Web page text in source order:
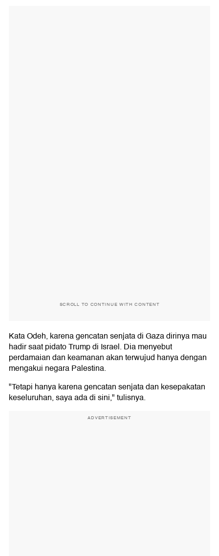
SCROLL TO CONTINUE WITH CONTENT
Kata Odeh, karena gencatan senjata di Gaza dirinya mau
hadir saat pidato Trump di Israel. Dia menyebut
perdamaian dan keamanan akan terwujud hanya dengan
mengakui negara Palestina.
"Tetapi hanya karena gencatan senjata dan kesepakatan
keseluruhan, saya ada di sini," tulisnya.
ADVERTISEMENT